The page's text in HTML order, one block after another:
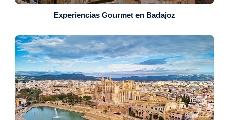
Experiencias Gourmet en Badajoz